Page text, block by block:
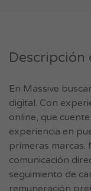
Descripción
En Massive
digital. Con
online, que
experiencia en
primeras marcas.
comunicación
seguimiento de
remuneración